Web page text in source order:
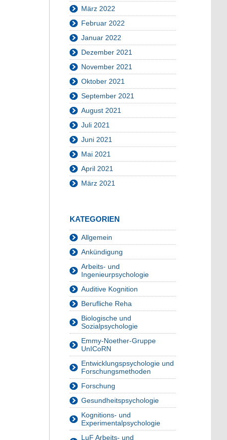
März 2022
Februar 2022
Januar 2022
Dezember 2021
November 2021
Oktober 2021
September 2021
August 2021
Juli 2021
Juni 2021
Mai 2021
April 2021
März 2021
KATEGORIEN
Allgemein
Ankündigung
Arbeits- und
Ingenieurpsychologie
Auditive Kognition
Berufliche Reha
Biologische und
Sozialpsychologie
Emmy-Noether-Gruppe
UnICoRN
Entwicklungspsychologie und
Forschungsmethoden
Forschung
Gesundheitspsychologie
Kognitions- und
Experimentalpsychologie
LuF Arbeits- und